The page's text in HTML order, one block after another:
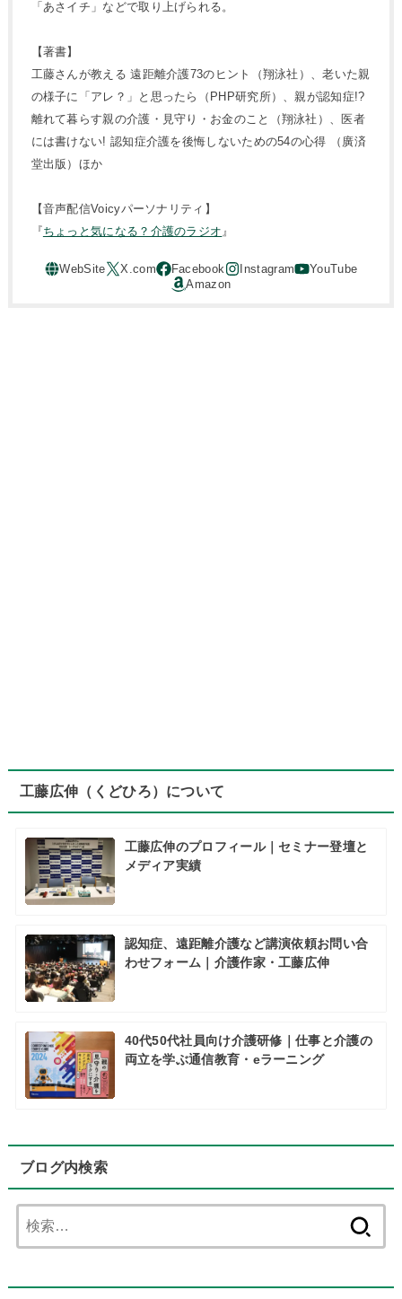
「あさイチ」などで取り上げられる。
【著書】
工藤さんが教える 遠距離介護73のヒント（翔泳社）、老いた親
の様子に「アレ？」と思ったら（PHP研究所）、親が認知症!?
離れて暮らす親の介護・見守り・お金のこと（翔泳社）、医者
には書けない! 認知症介護を後悔しないための54の心得 （廣済
堂出版）ほか
【音声配信Voicyパーソナリティ】
『ちょっと気になる？介護のラジオ 』
工藤広伸（くどひろ）について
工藤広伸のプロフィール｜セミナー登壇と
メディア実績
認知症、遠距離介護など講演依頼お問い合
わせフォーム｜介護作家・工藤広伸
40代50代社員向け介護研修｜仕事と介護の
両立を学ぶ通信教育・eラーニング
ブログ内検索
索: